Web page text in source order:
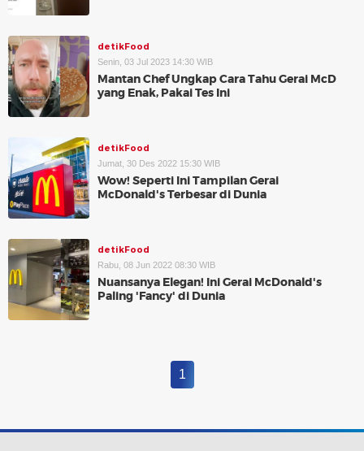
detikFood
Senin, 03 Jul 2023 14:30 WIB
Mantan Chef Ungkap Cara Tahu Gerai McD
yang Enak, Pakai Tes Ini
detikFood
Jumat, 30 Des 2022 15:30 WIB
Wow! Seperti Ini Tampilan Gerai
McDonald's Terbesar di Dunia
detikFood
Rabu, 08 Jun 2022 08:30 WIB
Nuansanya Elegan! Ini Gerai McDonald's
Paling 'Fancy' di Dunia
1